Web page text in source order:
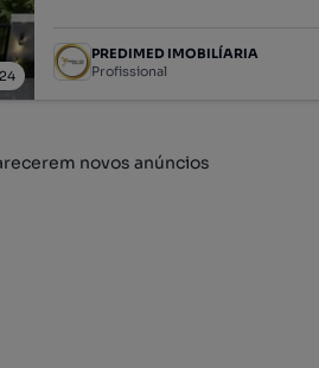
24
PREDIMED IMOBILÍARIA
Profissional
novos anúncios